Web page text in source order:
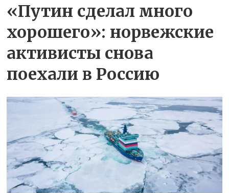
«Путин сделал много
хорошего»: норвежские
активисты снова
поехали в Россию